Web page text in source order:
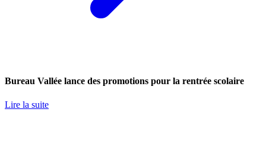
Bureau Vallée lance des promotions pour la rentrée scolaire
Lire la suite